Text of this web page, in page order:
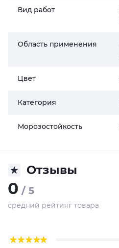
Вид работ
Область применения
Цвет
Категория
Морозостойкость
Отзывы
0 / 5
средний рейтинг товара